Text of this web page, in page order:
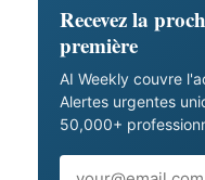
Recevez la
première
AI Weekly couvre
Alertes urgentes
50,000+